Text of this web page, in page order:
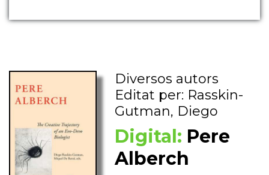
Diversos autors
Editat per: Rasskin-
Gutman, Diego
Digital: Pere
Alberch